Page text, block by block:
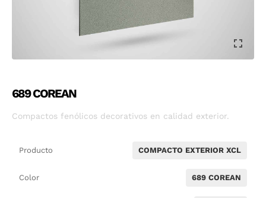
689 COREAN
Compactos fenólicos decorativos en calidad exterior.
Producto COMPACTO EXTERIOR XCL
Color 689 COREAN